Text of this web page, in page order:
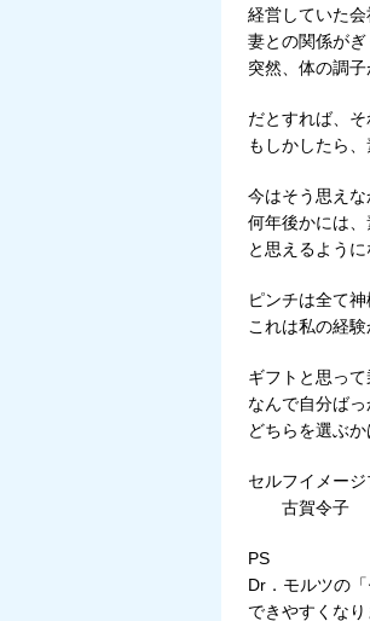
経営していた
妻との関係がぎ
突然、体の調
だとすれば、そ
もしかしたら
今はそう思えな
何年後かには、
と思えるように
ピンチは全て神
これは私の経験
ギフトと思って
なんで自分ばっ
どちらを選ぶ
セルフイメー
古賀令子
PS
Dr．モルツの
できやすくなり